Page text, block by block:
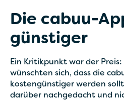
Die cabuu-
günstiger
Ein Kritikpunkt war der
wünschten sich, dass die
kostengünstiger werden
darüber nachgedacht und